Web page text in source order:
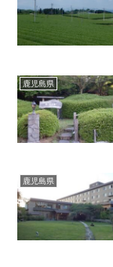
鹿児島県
鹿児島県